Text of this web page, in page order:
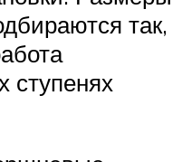
так,
ступенях